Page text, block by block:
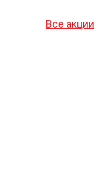
Все акции